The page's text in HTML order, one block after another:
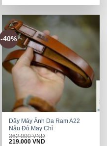
was: is:
-40%
Dây Máy Ảnh Da Ram A22
Nâu Đỏ May Chỉ
362.000VND
Original
219.000VNDCurrent